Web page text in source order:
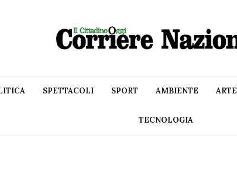
SPETTACOLI SPORT AMBIENTE ARTE
TECNOLOGIA